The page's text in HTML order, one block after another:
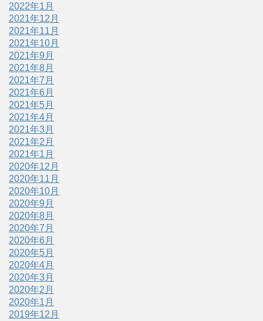
2022年1月
2021年12月
2021年11月
2021年10月
2021年9月
2021年8月
2021年7月
2021年6月
2021年5月
2021年4月
2021年3月
2021年2月
2021年1月
2020年12月
2020年11月
2020年10月
2020年9月
2020年8月
2020年7月
2020年6月
2020年5月
2020年4月
2020年3月
2020年2月
2020年1月
2019年12月